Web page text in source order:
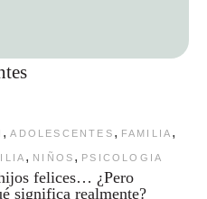
, ADOLESCENTES , FAMILIA ,
, NIÑOS , PSICOLOGIA
felices… ¿Pero
significa realmente?